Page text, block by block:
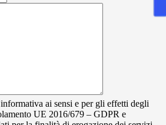
ai sensi e per gli effetti degli
UE 2016/679 – GDPR e